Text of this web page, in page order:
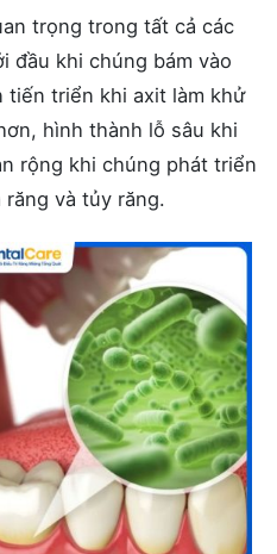
trọng trong tất cả các
đầu khi chúng bám vào
tiến triển khi axit làm khử
hình thành lỗ sâu khi
rộng khi chúng phát triển
và tủy răng.